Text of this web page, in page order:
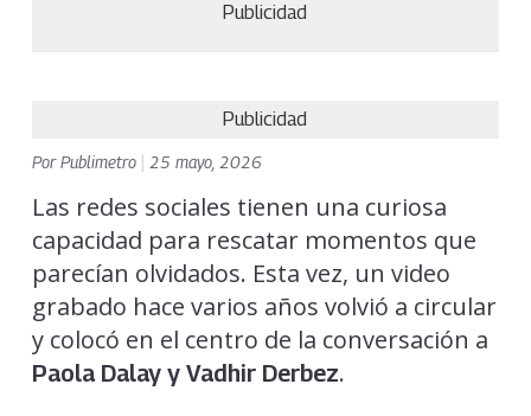
Publicidad
Publicidad
PorPublimetro 25 mayo, 2026
Las redes sociales tienen una curiosa
capacidad para rescatar momentos que
parecían olvidados. Esta vez, un video
grabado hace varios años volvió a circular
y colocó en el centro de la conversación a
Paola Dalay y Vadhir Derbez.